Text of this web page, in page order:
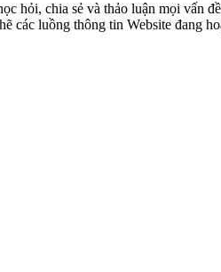
hỏi, chia sẻ và thảo luận mọi vấn
các luồng thông tin Website đang